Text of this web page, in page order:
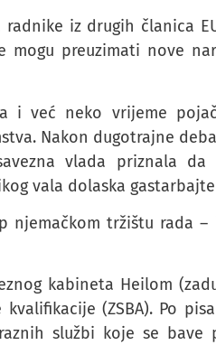
iz drugih članica
mogu preuzimati nove
i već neko vrijeme
Nakon dugotrajne
vlada priznala da
vala dolaska
njemačkom tržištu rada
kabineta Heilom
(ZSBA). Po
službi koje se bave